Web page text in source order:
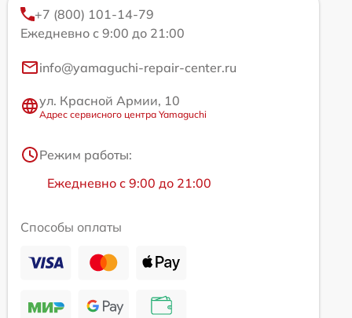
+7 (800) 101-14-79
Ежедневно с 9:00 до 21:00
info@yamaguchi-repair-center.ru
ул. Красной Армии, 10
Адрес сервисного центра Yamaguchi
Режим работы:
Ежедневно с 9:00 до 21:00
Способы оплаты